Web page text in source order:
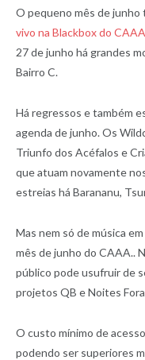
O pequeno mês de junho
vivo na Blackbox do CAAA
27 de junho há grandes
Bairro C.
Há regressos e também
agenda de junho. Os
Triunfo dos Acéfalos e
que atuam novamente
estreias há Barananu,
Mas nem só de música
mês de junho do CAAA..
público pode usufruir de
projetos QB e Noites
O custo mínimo de
podendo ser superiores